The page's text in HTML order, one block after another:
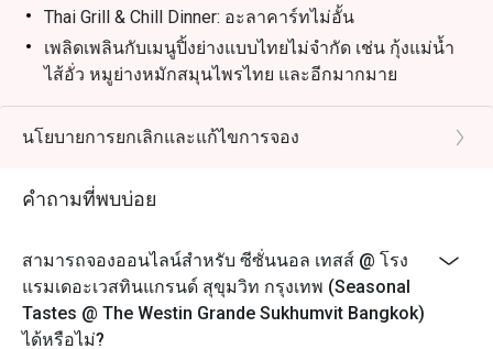
not something I'd typically single out.
For anyone visiting Bangkok and
looking for a buffet experience that
combines a stunning dining room
with food that delivers and service
ครัวแบบเปิด – เพลิดเพลินกับการชมเชฟปรุงอาหารสดใหม่
ตรงหน้า
หลากหลายเมนูระดับนานาชาติ – ครบครันทั้ง
เมดิเตอร์เรเนียน อาหารเอเชีย เนื้อย่าง และซูชิ
รักสุขภาพ
ด้วยระบบขนส่งสาธารณะ
อาหารอิตาเลียน – พิซซ่าชีสอบใหม่ร้อน ๆ หอมอร่อย
พาสต้าปรุงสดตามสั่ง – เลือกเส้นและเครื่องได้เอง แนะนำ
Olio สำหรับรสชาติที่กลมกล่อม
Thai Grill & Chill Dinner: อะลาคาร์ทไม่อั้น
เพลิดเพลินกับเมนูปิ้งย่างแบบไทยไม่จำกัด เช่น กุ้งแม่น้ำ
ไส้อั่ว หมูย่างหมักสมุนไพรไทย และอีกมากมาย
นอกจากนี้ยังมีบุฟเฟต์พร้อมซุปไทยที่เปลี่ยนเมนูทุกวัน
อาหารเรียกน้ำย่อย สลัดไทยแท้ ขนมหวานท้องถิ่น และ
อย่างเต็มรูปแบบ
อาหารเช้า: 06:00 – 10:30
อาหารกลางวัน: 12:00 – 14:30
อาหารเย็น: 18:00 – 22:00
บรันช์: 12:00 – 15:00
นโยบายการยกเลิกและแก้ไขการจอง
คำถามที่พบบ่อย
สามารถจองออนไลน์สำหรับ ซีซั่นนอล เทสส์ @ โรง
แรมเดอะเวสทินแกรนด์ สุขุมวิท กรุงเทพ (Seasonal
Tastes @ The Westin Grande Sukhumvit Bangkok)
ได้หรือไม่?